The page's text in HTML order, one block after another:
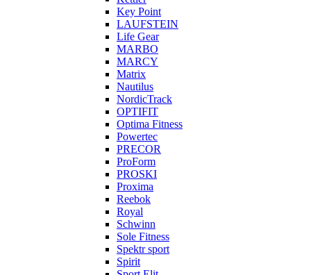
Key Point
LAUFSTEIN
Life Gear
MARBO
MARCY
Matrix
Nautilus
NordicTrack
OPTIFIT
Optima Fitness
Powertec
PRECOR
ProForm
PROSKI
Proxima
Reebok
Royal
Schwinn
Sole Fitness
Spektr sport
Spirit